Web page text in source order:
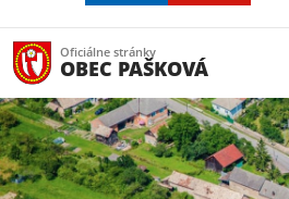
Oficiálne stránky
OBEC PAŠKOVÁ